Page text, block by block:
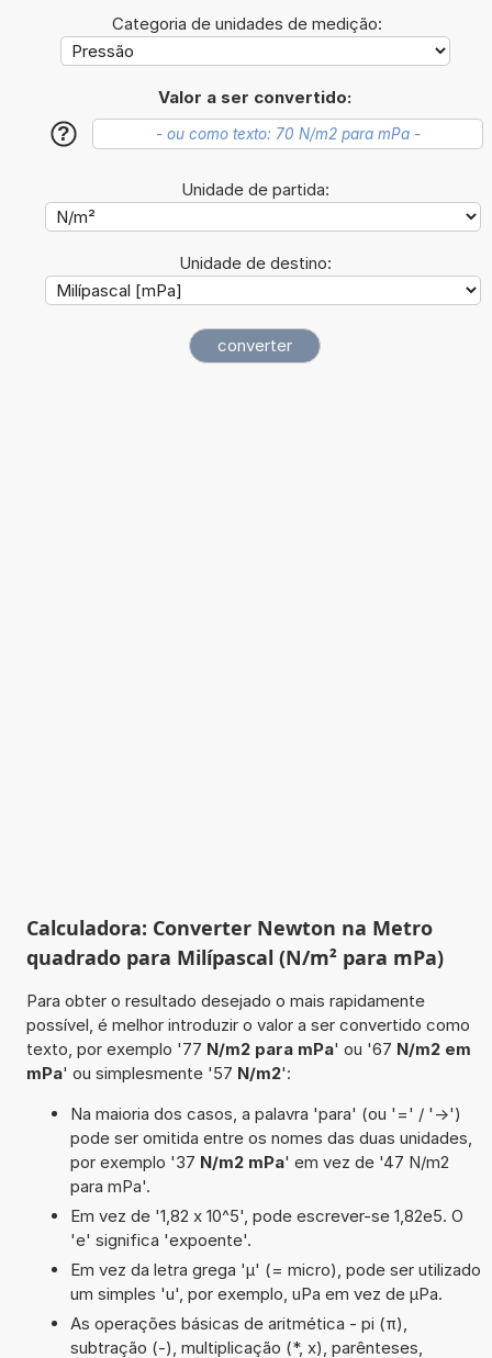
Categoria de unidades de medição:
Valor a ser convertido:
?
Unidade de partida:
Unidade de destino:
Calculadora: Converter Newton na Metro
quadrado para Milípascal (N/m² para mPa)
Para obter o resultado desejado o mais rapidamente
possível, é melhor introduzir o valor a ser convertido como
texto, por exemplo '77 N/m2 para mPa' ou '67 N/m2 em
mPa' ou simplesmente '57 N/m2':
Na maioria dos casos, a palavra 'para' (ou '=' / '->')
pode ser omitida entre os nomes das duas unidades,
por exemplo '37 N/m2 mPa' em vez de '47 N/m2
para mPa'.
Em vez de '1,82 x 10^5', pode escrever-se 1,82e5. O
'e' significa 'expoente'.
Em vez da letra grega 'µ' (= micro), pode ser utilizado
um simples 'u', por exemplo, uPa em vez de µPa.
As operações básicas de aritmética - pi (π),
subtração (-), multiplicação (*, x), parênteses,